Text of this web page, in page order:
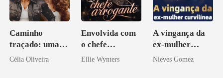
Caminho
traçado: uma
babá na fazenda
Célia Oliveira
Envolvida com
o chefe
arrogante
Ellie Wynters
A vingança da
ex-mulher
curvilínea
Nieves Gomez